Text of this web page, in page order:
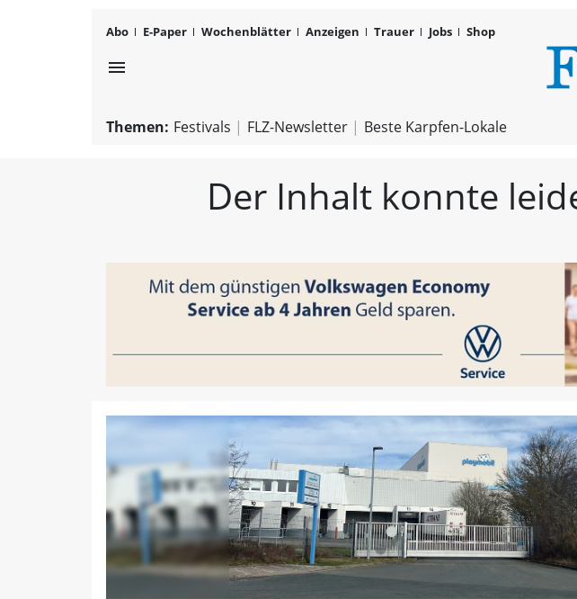
Abo E-Paper Wochenblätter Anzeigen Trauer Jobs Shop
menu
Themen: Festivals FLZ-Newsletter Beste Karpfen-Lokale
Der Inhalt konnte